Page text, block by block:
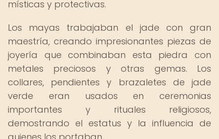
místicas y protectivas.
Los mayas trabajaban el jade con gran
maestría, creando impresionantes piezas de
joyería que combinaban esta piedra con
metales preciosos y otras gemas. Los
collares, pendientes y brazaletes de jade
verde eran usados en ceremonias
importantes y rituales religiosos,
demostrando el estatus y la influencia de